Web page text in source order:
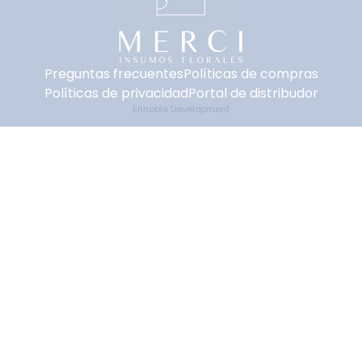
Preguntas frecuentesPolíticas de compras
Políticas de privacidadPortal de distribudor
Ennoble Development